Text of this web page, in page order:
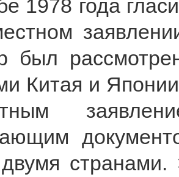
1978 года
был
Китая и
странами.